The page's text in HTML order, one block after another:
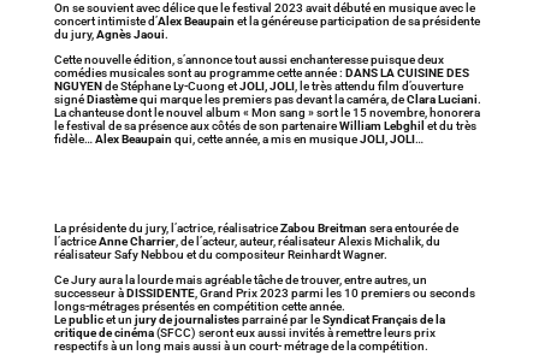
On se souvient avec délice que le festival 2023 avait débuté en musique avec le
concert intimiste d’Alex Beaupain et la généreuse participation de sa présidente
du jury, Agnès Jaoui.
Cette nouvelle édition, s’annonce tout aussi enchanteresse puisque deux
comédies musicales sont au programme cette année : DANS LA CUISINE DES
NGUYENde Stéphane Ly-Cuong etJOLI, JOLI, le très attendu film d’ouverture
signéDiastèmequi marque les premiers pas devant la caméra, deClara Luciani.
La chanteuse dont le nouvel album « Mon sang » sort le 15 novembre, honorera
le festival de sa présence aux côtés de son partenaireWilliam Lebghil et du très
fidèle… Alex Beaupain qui, cette année, a mis en musiqueJOLI, JOLI…
La présidente du jury, l’actrice, réalisatriceZabou Breitman sera entourée de
l’actriceAnne Charrier, de l’acteur, auteur, réalisateur Alexis Michalik, du
réalisateur Safy Nebbou et du compositeur Reinhardt Wagner.
Ce Jury aura la lourde mais agréable tâche de trouver, entre autres, un
successeur àDISSIDENTE, Grand Prix 2023 parmi les 10 premiers ou seconds
longs-métrages présentés en compétition cette année.
Lepublicet un jury de journalistesparrainé par leSyndicat Français de la
critique de cinéma(SFCC) seront eux aussi invités à remettre leurs prix
respectifs à un long mais aussi à un court- métrage de la compétition.